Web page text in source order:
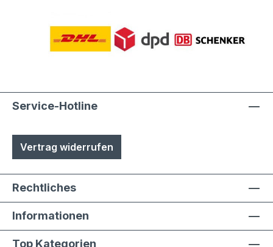
Service-Hotline
Vertrag widerrufen
Rechtliches
Informationen
Top Kategorien